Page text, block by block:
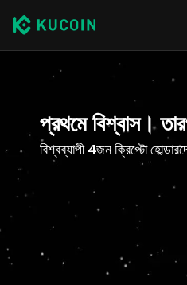
প্রথমে বিশ্বাস।
বিশ্বব্যাপী 4জন ক্রিপ্টো